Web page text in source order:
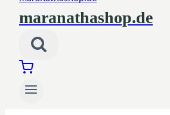
maranathashop.de